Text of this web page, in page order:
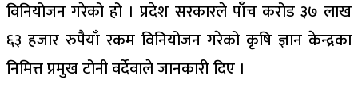
विनियोजन गरेको हो । प्रदेश सरकारले पाँच करोड ३७ लाख
६३ हजार रुपैयाँ रकम विनियोजन गरेको कृषि ज्ञान केन्द्रका
निमित्त प्रमुख टोनी वर्देवाले जानकारी दिए ।